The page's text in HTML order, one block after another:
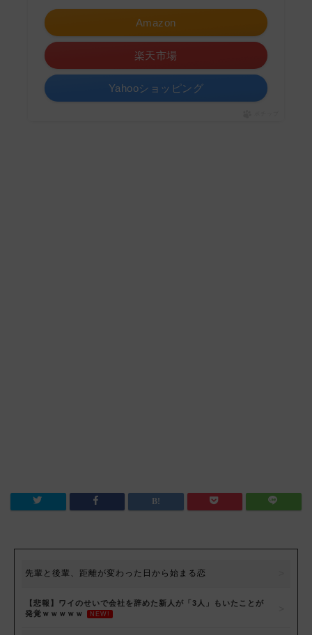
Amazon
楽天市場
Yahooショッピング
先輩と後輩、距離が変わった日から始まる恋
【悲報】ワイのせいで会社を辞めた新人が「3人」もいたことが
発覚ｗｗｗｗｗ
NEW!